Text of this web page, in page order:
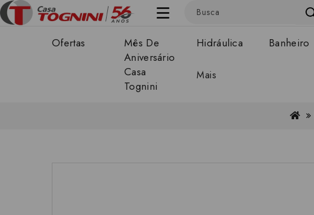
Ofertas
Mês De
Aniversário
Casa
Tognini
Hidráulica Banheiro
Mais